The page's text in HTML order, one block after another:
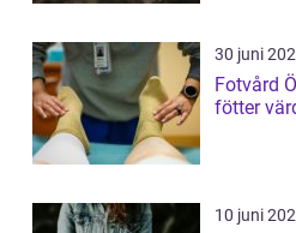
30 juni
Fotvård Örebro
fötter
10 juni